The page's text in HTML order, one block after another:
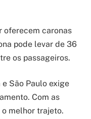
oferecem caronas
pode levar de 36
os passageiros.
São Paulo exige
Com as
melhor trajeto.